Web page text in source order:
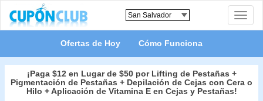
Toggle
Ofertas de Hoy Cómo Funciona
¡Paga $12 en Lugar de $50 por Lifting de Pestañas +
Pigmentación de Pestañas + Depilación de Cejas con Cera o
Hilo + Aplicación de Vitamina E en Cejas y Pestañas!